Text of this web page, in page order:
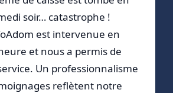
soir… catastrophe !
est intervenue en
et nous a permis de
Un professionnalisme
reflètent notre